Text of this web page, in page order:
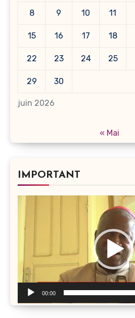
juin 2026
8 9 10 11
15 16 17 18
22 23 24 25
29 30
« Mai
IMPORTANT
00:00